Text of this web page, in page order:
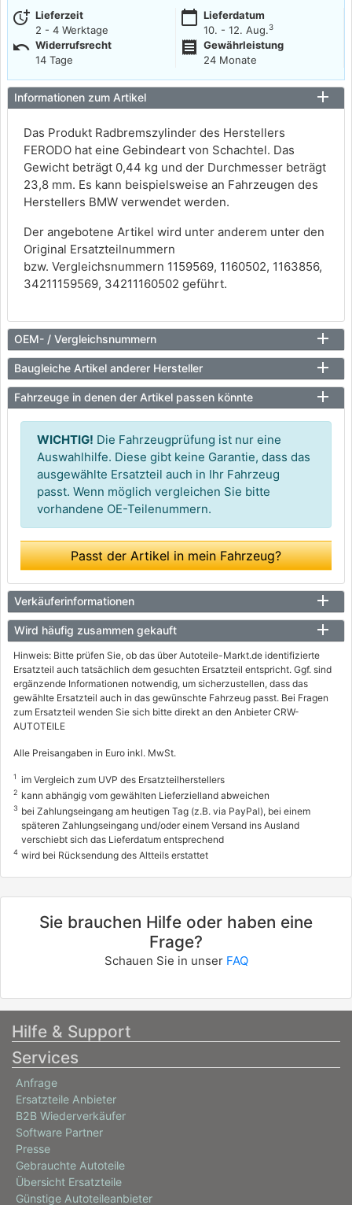
more_time Lieferzeit
2 - 4 Werktage
calendar_today Lieferdatum
10. - 12. Aug.3
undo Widerrufsrecht
14 Tage
receipt
Gewährleistung
24 Monate
Informationen zum Artikel
Das Produkt Radbremszylinder des Herstellers
FERODO hat eine Gebindeart von Schachtel. Das
Gewicht beträgt 0,44 kg und der Durchmesser beträgt
23,8 mm. Es kann beispielsweise an Fahrzeugen des
Herstellers BMW verwendet werden.
Der angebotene Artikel wird unter anderem unter den
Original Ersatzteilnummern
bzw. Vergleichsnummern 1159569, 1160502, 1163856,
34211159569, 34211160502 geführt.
OEM- / Vergleichsnummern
Baugleiche Artikel anderer Hersteller
Fahrzeuge in denen der Artikel passen könnte
WICHTIG! Die Fahrzeugprüfung ist nur eine
Auswahlhilfe. Diese gibt keine Garantie, dass das
ausgewählte Ersatzteil auch in Ihr Fahrzeug
passt. Wenn möglich vergleichen Sie bitte
vorhandene OE-Teilenummern.
Passt der Artikel in mein Fahrzeug?
Verkäuferinformationen
Wird häufig zusammen gekauft
Hinweis: Bitte prüfen Sie, ob das über Autoteile-Markt.de identifizierte
Ersatzteil auch tatsächlich dem gesuchten Ersatzteil entspricht. Ggf. sind
ergänzende Informationen notwendig, um sicherzustellen, dass das
gewählte Ersatzteil auch in das gewünschte Fahrzeug passt. Bei Fragen
zum Ersatzteil wenden Sie sich bitte direkt an den Anbieter CRW-
AUTOTEILE
Alle Preisangaben in Euro inkl. MwSt.
1 im Vergleich zum UVP des Ersatzteilherstellers
2 kann abhängig vom gewählten Lieferzielland abweichen
3 bei Zahlungseingang am heutigen Tag (z.B. via PayPal), bei einem
späteren Zahlungseingang und/oder einem Versand ins Ausland
verschiebt sich das Lieferdatum entsprechend
4 wird bei Rücksendung des Altteils erstattet
Sie brauchen Hilfe oder haben eine
Frage?
Schauen Sie in unser FAQ
Hilfe & Support
Services
Anfrage
Ersatzteile Anbieter
B2B Wiederverkäufer
Software Partner
Presse
Gebrauchte Autoteile
Übersicht Ersatzteile
Günstige Autoteileanbieter